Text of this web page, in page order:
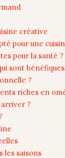
créative
pour une
pour la santé ?
sont
?
riches en
?
les saisons